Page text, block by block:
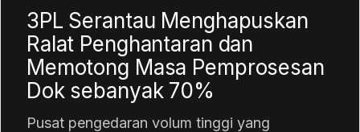
3PL Serantau Menghapuskan
Ralat Penghantaran dan
Memotong Masa Pemprosesan
Dok sebanyak 70%
Pusat pengedaran volum tinggi yang